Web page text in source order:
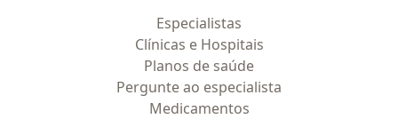
Especialistas
Clínicas e Hospitais
Planos de saúde
Pergunte ao especialista
Medicamentos